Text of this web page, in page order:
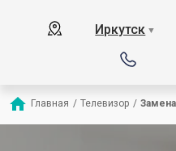
Иркутск ▼
Главная / Телевизор /